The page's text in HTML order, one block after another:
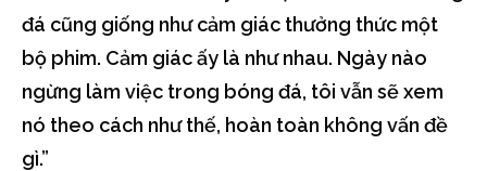
đá cũng giống như cảm giác thưởng thức một
bộ phim. Cảm giác ấy là như nhau. Ngày nào
ngừng làm việc trong bóng đá, tôi vẫn sẽ xem
nó theo cách như thế, hoàn toàn không vấn đề
gì.”